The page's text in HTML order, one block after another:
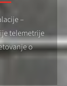
–
telemetrije
o